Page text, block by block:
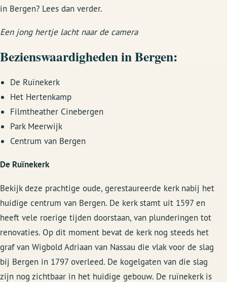
in Bergen? Lees dan verder.
Een jong hertje lacht naar de camera
Bezienswaardigheden in Bergen:
De Ruïnekerk
Het Hertenkamp
Filmtheather Cinebergen
Park Meerwijk
Centrum van Bergen
De Ruïnekerk
Bekijk deze prachtige oude, gerestaureerde kerk nabij het
huidige centrum van Bergen. De kerk stamt uit 1597 en
heeft vele roerige tijden doorstaan, van plunderingen tot
renovaties. Op dit moment bevat de kerk nog steeds het
graf van Wigbold Adriaan van Nassau die vlak voor de slag
bij Bergen in 1797 overleed. De kogelgaten van die slag
zijn nog zichtbaar in het huidige gebouw. De ruïnekerk is